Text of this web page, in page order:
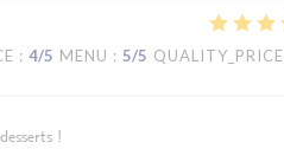
: 4/5 MENU : 5/5 QUALITY_PRICE
!